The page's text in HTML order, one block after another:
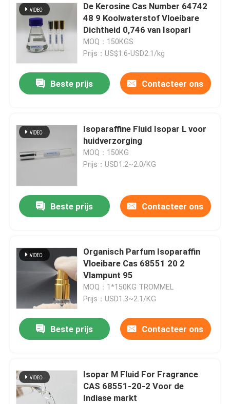
De Kerosine Cas Number 64742
48 9 Koolwaterstof Vloeibare
Dichtheid 0,746 van Isoparl
MOQ：150KGS
Prijs：US$1.6-USD2.1/kg
Beste prijs Contacteer ons
Isoparaffine Fluid Isopar L voor
huidverzorging
MOQ：150KG
Prijs：USD1.2~2.0/KG
Beste prijs Contacteer ons
Organisch Parfum Isoparaffin
Vloeibare Cas 68551 20 2
Vlampunt 95
MOQ：1*150KG TROMMEL
Prijs：USD1.3~2.1/KG
Beste prijs Contacteer ons
Isopar M Fluid For Fragrance
CAS 68551-20-2 Voor de
Indiase markt